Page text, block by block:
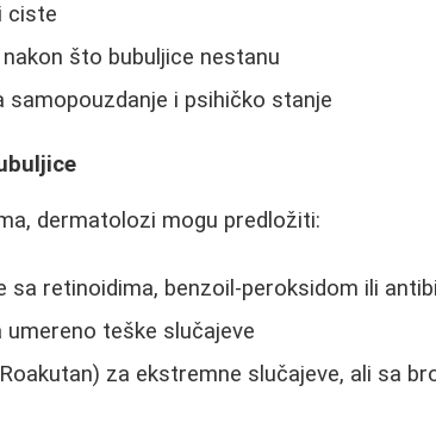
ciste
što bubuljice nestanu
i psihičko stanje
dermatolozi mogu predložiti:
sa retinoidima, benzoil-peroksidom ili
teške slučajeve
za ekstremne slučajeve, ali sa